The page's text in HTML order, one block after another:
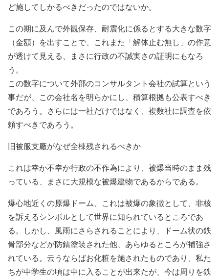
ど施してしかるべきだったのではないか。
この期に及んで外観保存、耐震化に係るとする大きな数字
（金額）を出すことで、これまた「解体止む無し」の作意
が透けて見える、まさに行政の不誠実さの証明にもなろ
う。
この数字について外部のコンサルタント会社の試算という
事だが、この会社名を明らかにし、積算根拠も公表すべき
であろう。さらには一社だけではなく、複数社に調査を依
頼すべきであろう。
旧被服支廠がなぜ全棟残されるべきか
これは幸か不幸か行政の不作為により、被爆当時のまま残
っている、まさに大規模な被爆建物であるからである。
爆心地近くの原爆ドーム、これは被爆の象徴として、非核
を訴えるシンボルとして世界に知られているところであ
る。しかし、風雨にさらされることにより、ドーム状の鉄
骨部分などが防錆塗装された他、あらゆるところが補強さ
れている。云うならばお化粧を施されたものであり、私た
ちが中学生の頃は中に入ることが出来たが、今は周りを鉄